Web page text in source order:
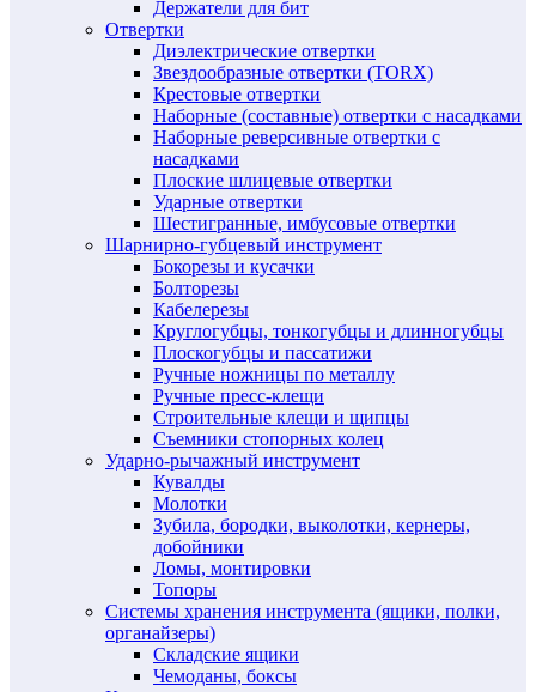
Держатели для бит
Отвертки
Диэлектрические отвертки
Звездообразные отвертки (TORX)
Крестовые отвертки
Наборные (составные) отвертки с насадками
Наборные реверсивные отвертки с
насадками
Плоские шлицевые отвертки
Ударные отвертки
Шестигранные, имбусовые отвертки
Шарнирно-губцевый инструмент
Бокорезы и кусачки
Болторезы
Кабелерезы
Круглогубцы, тонкогубцы и длинногубцы
Плоскогубцы и пассатижи
Ручные ножницы по металлу
Ручные пресс-клещи
Строительные клещи и щипцы
Съемники стопорных колец
Ударно-рычажный инструмент
Кувалды
Молотки
Зубила, бородки, выколотки, кернеры,
добойники
Ломы, монтировки
Топоры
Системы хранения инструмента (ящики, полки,
органайзеры)
Складские ящики
Чемоданы, боксы